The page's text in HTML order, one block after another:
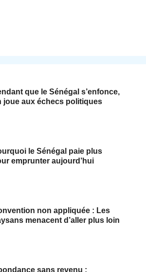
que le Sénégal s’enfonce,
joue aux échecs politiques
le Sénégal paie plus
emprunter aujourd’hui
non appliquée : Les
menacent d’aller plus loin
sans revenu :